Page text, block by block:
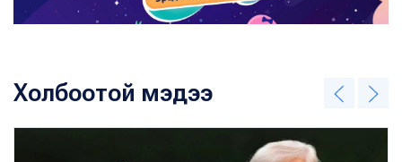
Холбоотой мэдээ